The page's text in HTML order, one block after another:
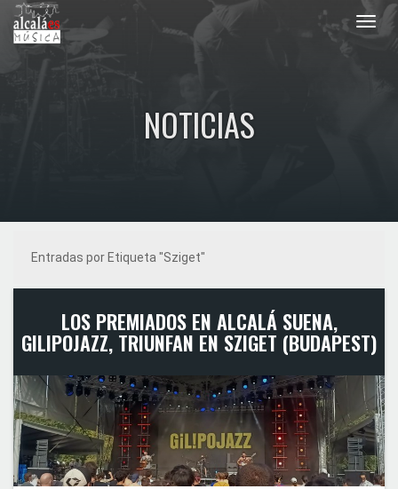
NOTICIAS
Entradas por Etiqueta "Sziget"
LOS PREMIADOS EN ALCALÁ SUENA,
GILIPOJAZZ, TRIUNFAN EN SZIGET (BUDAPEST)